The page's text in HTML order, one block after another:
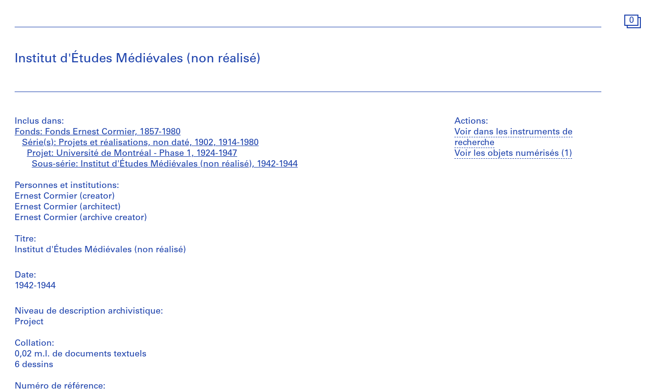
0
Institut d'Études Médiévales (non réalisé)
Inclus dans:
Fonds: Fonds Ernest Cormier, 1857-1980
Série(s): Projets et réalisations, non daté, 1902, 1914-1980
Projet: Université de Montréal - Phase 1, 1924-1947
Sous-série: Institut d'Études Médiévales (non réalisé), 1942-1944
Personnes et institutions:
Ernest Cormier (creator)
Ernest Cormier (architect)
Ernest Cormier (archive creator)
Titre:
Institut d'Études Médiévales (non réalisé)
Date:
1942-1944
Niveau de description archivistique:
Project
Collation:
0,02 m.l. de documents textuels
6 dessins
Numéro de référence:
Actions:
Voir dans les instruments de
recherche
Voir les objets numérisés (1)